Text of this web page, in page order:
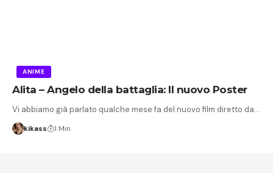
ANIME
Alita – Angelo della battaglia: Il nuovo Poster
Vi abbiamo già parlato qualche mese fa del nuovo film diretto da…
kikass 1 Min